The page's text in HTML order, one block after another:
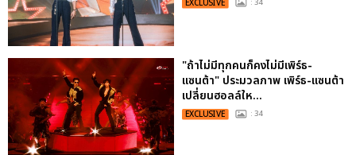
EXCLUSIVE : 34
"ถ้าไม่มีทุกคนก็คงไม่มีเพิร์ธ-
แซนต้า" ประมวลภาพ เพิร์ธ-แซนต้า
เปลี่ยนฮอลล์ให...
EXCLUSIVE : 34